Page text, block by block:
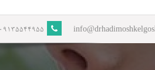
09135544955